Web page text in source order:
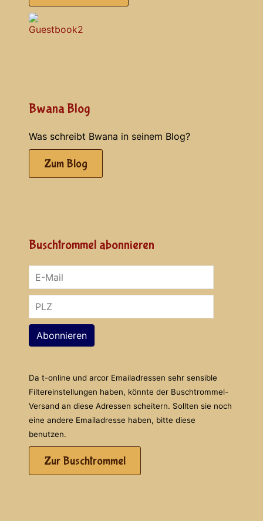
Bwana Blog
Was schreibt Bwana in seinem Blog?
Zum Blog
Buschtrommel abonnieren
Abonnieren
Da t-online und arcor Emailadressen sehr sensible
Filtereinstellungen haben, könnte der Buschtrommel-
Versand an diese Adressen scheitern. Sollten sie noch
eine andere Emailadresse haben, bitte diese
benutzen.
Zur Buschtrommel